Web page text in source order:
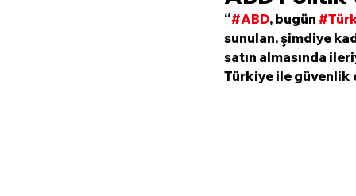
“#ABD, bugün
sunulan, şimdiye
satın almasında
Türkiye ile güvenlik